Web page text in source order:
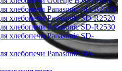
хлебопечи Panasonic SD-B2510
хлебопечи Panasonic SD-R2520
хлебопечи Panasonic SD-R2530
хлебопечи Panasonic SD-
хлебопечи Panasonic SD-